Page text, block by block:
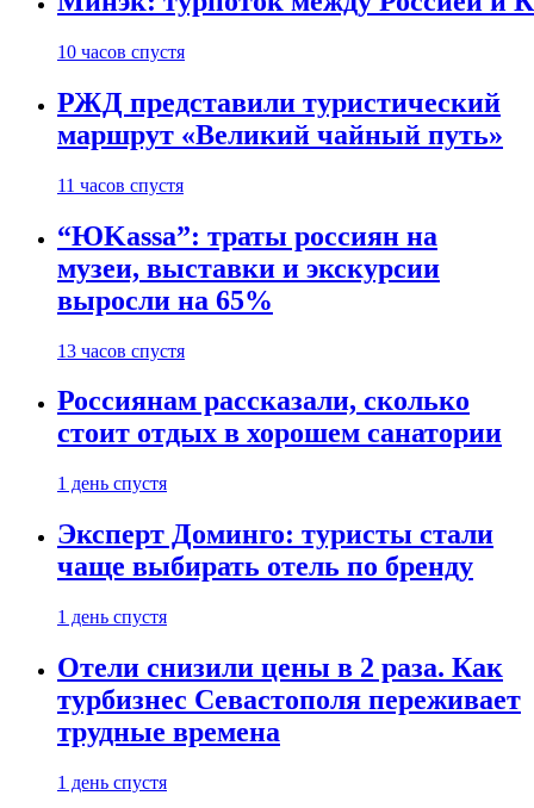
10 часов спустя
РЖД представили туристический
маршрут «Великий чайный путь»
11 часов спустя
“ЮKassa”: траты россиян на
музеи, выставки и экскурсии
выросли на 65%
13 часов спустя
Россиянам рассказали, сколько
стоит отдых в хорошем санатории
1 день спустя
Эксперт Доминго: туристы стали
чаще выбирать отель по бренду
1 день спустя
Отели снизили цены в 2 раза. Как
турбизнес Севастополя переживает
трудные времена
1 день спустя